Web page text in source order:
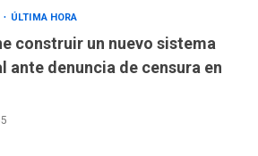
ÚLTIMA HORA
construir un nuevo sistema
ante denuncia de censura en